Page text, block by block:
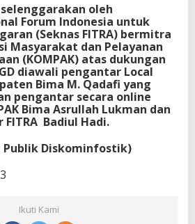
oleh
Forum Indonesia untuk
(Seknas FITRA) bermitra
Masyarakat dan Pelayanan
(KOMPAK) atas dukungan
diawali pengantar Local
Bima M. Qadafi yang
pengantar secara online
Bima Asrullah Lukman dan
Badiul Hadi.
Publik Diskominfostik)
Ikuti Kami